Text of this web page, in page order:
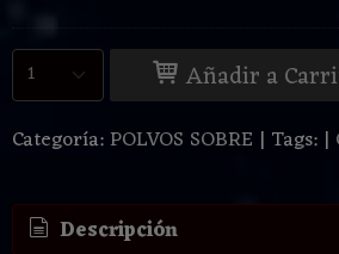
Añadir a
Categoría:POLVOS SOBRE | Tags: |
Descripción